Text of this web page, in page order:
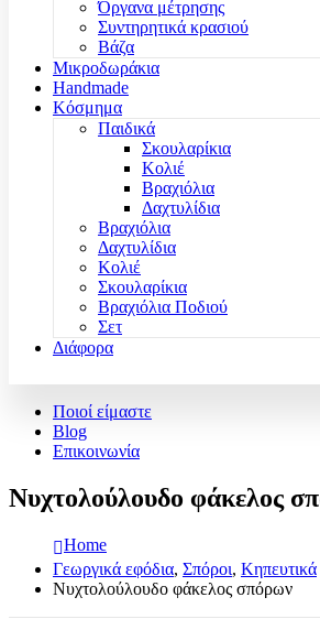
Όργανα μέτρησης
Συντηρητικά κρασιού
Βάζα
Μικροδωράκια
Handmade
Κόσμημα
Παιδικά
Σκουλαρίκια
Κολιέ
Βραχιόλια
Δαχτυλίδια
Βραχιόλια
Δαχτυλίδια
Κολιέ
Σκουλαρίκια
Βραχιόλια Ποδιού
Σετ
Διάφορα
Ποιοί είμαστε
Blog
Επικοινωνία
Νυχτολούλουδο φάκελος
Home
Γεωργικά εφόδια, Σπόροι, Κηπευτικά
Νυχτολούλουδο φάκελος σπόρων